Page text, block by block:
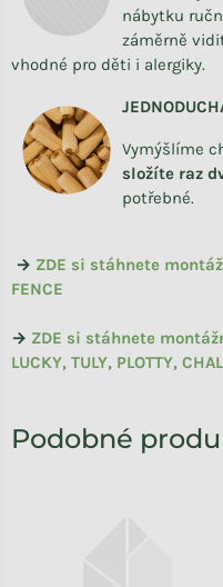
nábytku
záměrně
vhodné pro děti i alergiky.
Vymýšlíme
složíte raz
potřebné.
→ ZDE si stáhnete
FENCE
→ ZDE si stáhnete
LUCKY, TULY, PLOTTY,